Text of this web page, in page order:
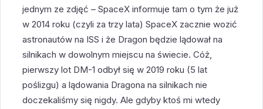
jednym ze zdjęć – SpaceX informuje tam o tym że już
w 2014 roku (czyli za trzy lata) SpaceX zacznie wozić
astronautów na ISS i że Dragon będzie lądował na
silnikach w dowolnym miejscu na świecie. Cóż,
pierwszy lot DM-1 odbył się w 2019 roku (5 lat
poślizgu) a lądowania Dragona na silnikach nie
doczekaliśmy się nigdy. Ale gdyby ktoś mi wtedy